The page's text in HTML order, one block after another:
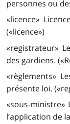
personnes ou
«licence»
(«licence»)
«registrateur»
des gardiens.
«règlements»
présente loi.
«sous-
l’application de